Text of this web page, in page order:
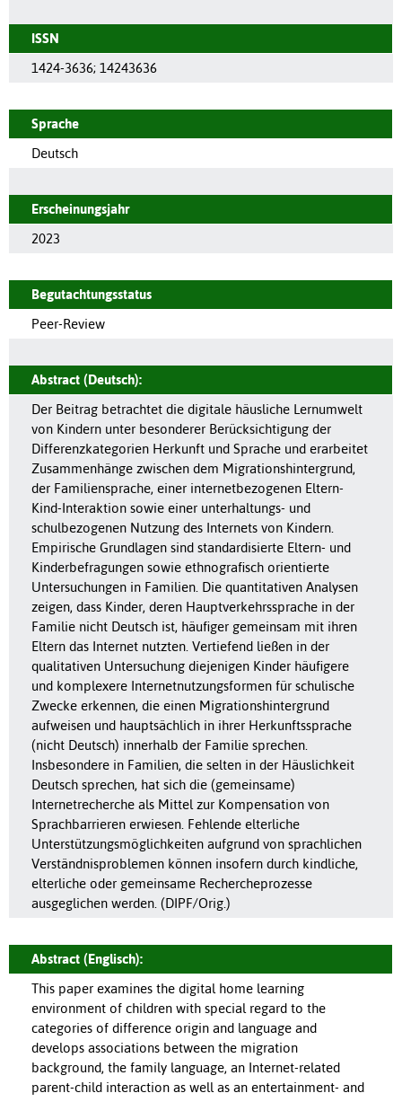
ISSN
1424-3636; 14243636
Sprache
Deutsch
Erscheinungsjahr
2023
Begutachtungsstatus
Peer-Review
Abstract (Deutsch):
Der Beitrag betrachtet die digitale häusliche Lernumwelt
von Kindern unter besonderer Berücksichtigung der
Differenzkategorien Herkunft und Sprache und erarbeitet
Zusammenhänge zwischen dem Migrationshintergrund,
der Familiensprache, einer internetbezogenen Eltern-
Kind-Interaktion sowie einer unterhaltungs- und
schulbezogenen Nutzung des Internets von Kindern.
Empirische Grundlagen sind standardisierte Eltern- und
Kinderbefragungen sowie ethnografisch orientierte
Untersuchungen in Familien. Die quantitativen Analysen
zeigen, dass Kinder, deren Hauptverkehrssprache in der
Familie nicht Deutsch ist, häufiger gemeinsam mit ihren
Eltern das Internet nutzten. Vertiefend ließen in der
qualitativen Untersuchung diejenigen Kinder häufigere
und komplexere Internetnutzungsformen für schulische
Zwecke erkennen, die einen Migrationshintergrund
aufweisen und hauptsächlich in ihrer Herkunftssprache
(nicht Deutsch) innerhalb der Familie sprechen.
Insbesondere in Familien, die selten in der Häuslichkeit
Deutsch sprechen, hat sich die (gemeinsame)
Internetrecherche als Mittel zur Kompensation von
Sprachbarrieren erwiesen. Fehlende elterliche
Unterstützungsmöglichkeiten aufgrund von sprachlichen
Verständnisproblemen können insofern durch kindliche,
elterliche oder gemeinsame Rechercheprozesse
ausgeglichen werden. (DIPF/Orig.)
Abstract (Englisch):
This paper examines the digital home learning
environment of children with special regard to the
categories of difference origin and language and
develops associations between the migration
background, the family language, an Internet-related
parent-child interaction as well as an entertainment- and